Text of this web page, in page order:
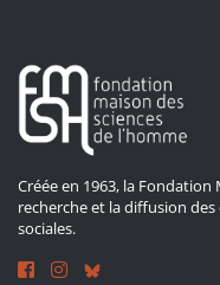
Créée en 1963, la
recherche et la diffusion
sociales.